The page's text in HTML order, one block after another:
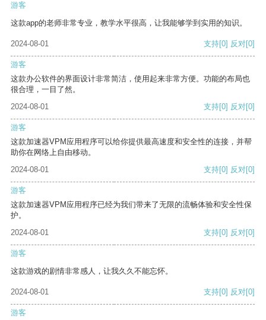
游客
这款app的老师非常专业，教学水平很高，让我能够学到实用的知识。
2024-08-01 支持[0] 反对[0]
游客
这款办公软件的界面设计非常简洁，使用起来非常方便。功能的布局也
很合理，一目了然。
2024-08-01
支持[0] 反对[0]
游客
这款加速器VPM应用程序可以给你提供最高速度和安全性的连接，并帮
助你在网络上自由移动。
2024-08-01
支持[0] 反对[0]
游客
这款加速器VPM应用程序已经为我们带来了无限的流畅体验和安全性保
护。
2024-08-01
支持[0] 反对[0]
游客
这款游戏的剧情非常感人，让我久久不能忘怀。
2024-08-01 支持[0] 反对[0]
游客